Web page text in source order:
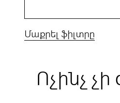
Մաքրել ֆիլտրը
Ոչինչ չի